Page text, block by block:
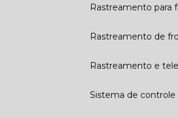
Rastreamento para
Rastreamento de
Rastreamento e
Sistema de